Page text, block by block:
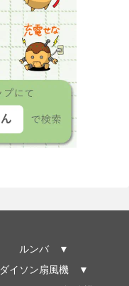
ルンバ ▼
ダイソン扇風機 ▼